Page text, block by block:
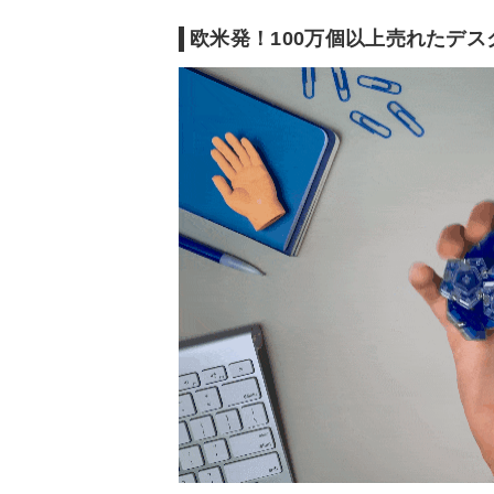
欧米発！100万個以上売れたデス